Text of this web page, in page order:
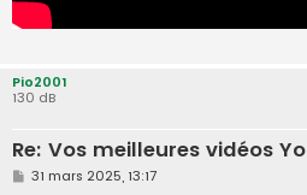
Pio2001
130 dB
Re: Vos meilleures vidéos
M
31 mars 2025, 13:17